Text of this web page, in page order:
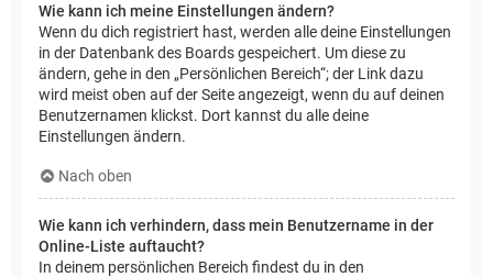
Wie kann ich meine Einstellungen ändern?
Wenn du dich registriert hast, werden alle deine Einstellungen
in der Datenbank des Boards gespeichert. Um diese zu
ändern, gehe in den „Persönlichen Bereich“; der Link dazu
wird meist oben auf der Seite angezeigt, wenn du auf deinen
Benutzernamen klickst. Dort kannst du alle deine
Einstellungen ändern.
Nach oben
Wie kann ich verhindern, dass mein Benutzername in der
Online-Liste auftaucht?
In deinem persönlichen Bereich findest du in den